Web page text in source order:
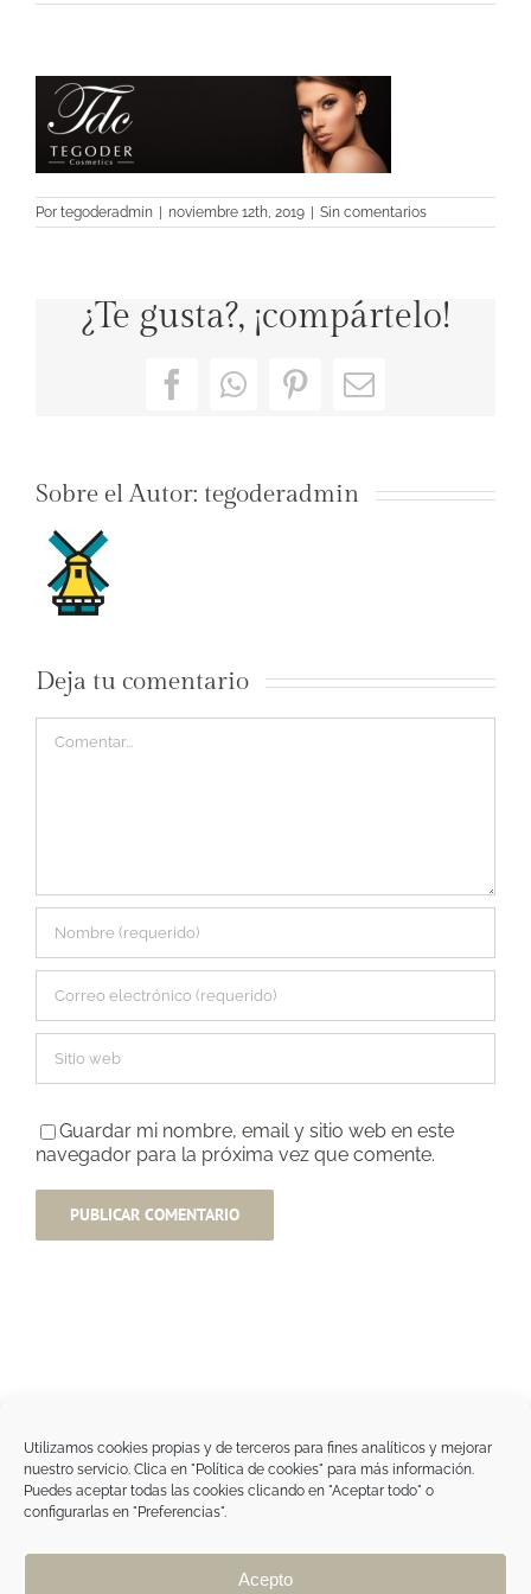
Utilizamos cookies propias y de terceros para fines analíticos y mejorar
nuestro servicio. Clica en "Política de cookies" para más información.
Puedes aceptar todas las cookies clicando en "Aceptar todo" o
configurarlas en "Preferencias".
Acepto
Por tegoderadmin noviembre 12th, 2019 Sin comentarios
¿Te gusta?, ¡compártelo!
FacebookWhatsApp
PinterestCorreo
Sobre el Autor: tegoderadmin
Deja tu comentario
Guardar mi nombre, email y sitio web en este
navegador para la próxima vez que comente.
Tegoder Cosmetics
48170 Zamudio (Bizkaia) - España
Tel. +34 94 454 42 00
TEGOR Group